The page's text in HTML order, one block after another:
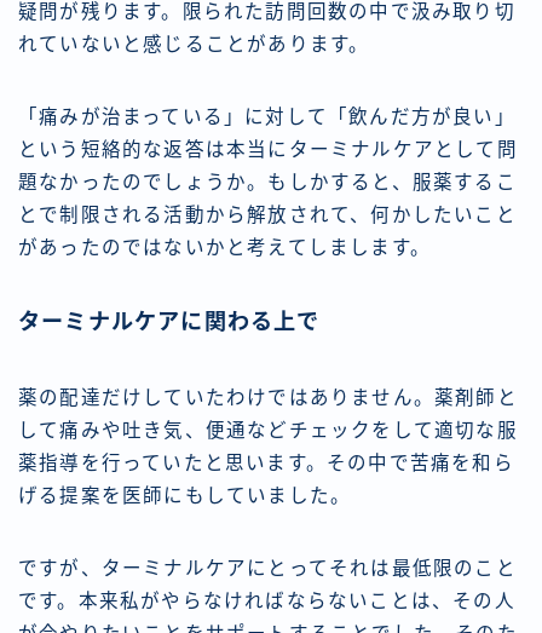
疑問が残ります。限られた訪問回数の中で汲み取り切
れていないと感じることがあります。
「痛みが治まっている」に対して「飲んだ方が良い」
という短絡的な返答は本当にターミナルケアとして問
題なかったのでしょうか。もしかすると、服薬するこ
とで制限される活動から解放されて、何かしたいこと
があったのではないかと考えてしまします。
ターミナルケアに関わる上で
薬の配達だけしていたわけではありません。薬剤師と
して痛みや吐き気、便通などチェックをして適切な服
薬指導を行っていたと思います。その中で苦痛を和ら
げる提案を医師にもしていました。
ですが、ターミナルケアにとってそれは最低限のこと
です。本来私がやらなければならないことは、その人